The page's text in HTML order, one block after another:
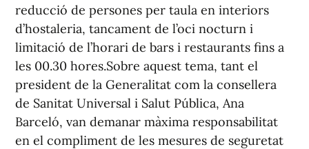
reducció de persones per taula en interiors
d’hostaleria, tancament de l’oci nocturn i
limitació de l’horari de bars i restaurants fins a
les 00.30 hores.Sobre aquest tema, tant el
president de la Generalitat com la consellera
de Sanitat Universal i Salut Pública, Ana
Barceló, van demanar màxima responsabilitat
en el compliment de les mesures de seguretat